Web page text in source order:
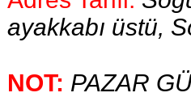
ayakkabı üstü,
NOT: PAZAR